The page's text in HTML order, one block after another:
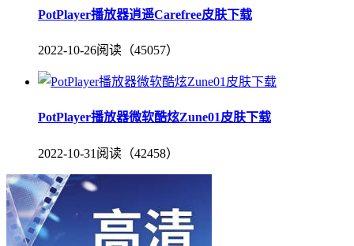
PotPlayer播放器逍遥Carefree皮肤下载
2022-10-26阅读（45057）
PotPlayer播放器微软酷炫Zune01皮肤下载
2022-10-31 阅读（42458）